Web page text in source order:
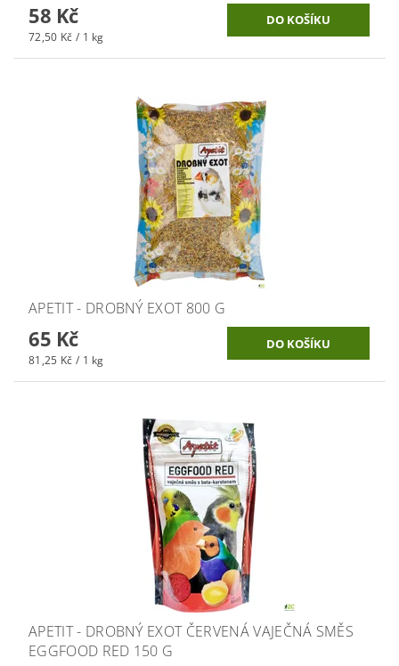
58 Kč
72,50 Kč / 1 kg
APETIT - DROBNÝ EXOT 800 G
65 Kč
81,25 Kč / 1 kg
APETIT - DROBNÝ EXOT ČERVENÁ VAJEČNÁ SMĚS
EGGFOOD RED 150 G